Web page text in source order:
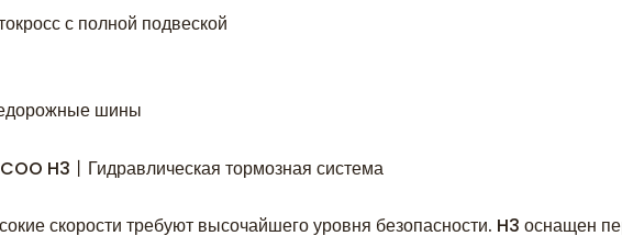
с полной подвеской
шины
H3丨Гидравлическая тормозная система
скорости требуют высочайшего уровня безопасности. H3 оснащен